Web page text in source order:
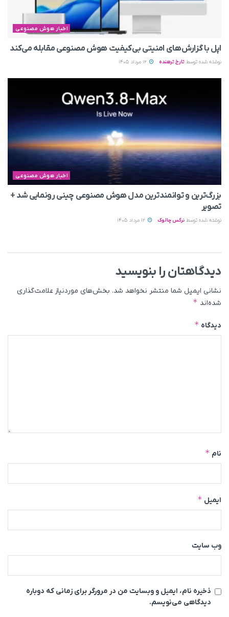
اخبار هوش مصنوعی
اپل با گزارش‌های امنیتی بی‌کیفیت هوش مصنوعی مقابله می‌کند
نوشته شده توسط تارخ ترهنده
اخبار هوش مصنوعی
بزرگ‌ترین و توانمندترین مدل هوش مصنوعی چینی رونمایی شد +
تصویر
نوشته شده توسط نرگس چالوک
دیدگاهتان را بنویسید
نشانی ایمیل شما منتشر نخواهد شد. بخش‌های موردنیاز علامت‌گذاری
شده‌اند *
دیدگاه *
نام *
ایمیل *
وب‌ سایت
ذخیره نام، ایمیل و وبسایت من در مرورگر برای زمانی که دوباره
دیدگاهی می‌نویسم.